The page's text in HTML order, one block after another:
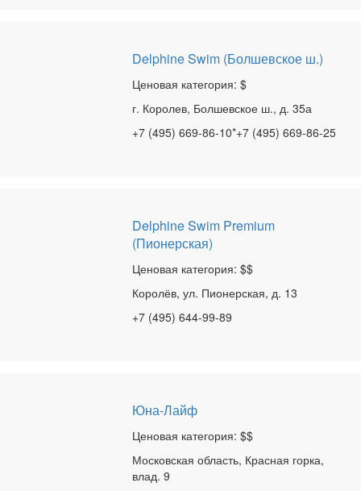
Delphine Swim (Болшевское ш.)
Ценовая категория: $
г. Королев, Болшевское ш., д. 35а
+7 (495) 669-86-10*+7 (495) 669-86-25
Delphine Swim Premium
(Пионерская)
Ценовая категория: $$
Королёв, ул. Пионерская, д. 13
+7 (495) 644-99-89
Юна-Лайф
Ценовая категория: $$
Московская область, Красная горка,
влад. 9